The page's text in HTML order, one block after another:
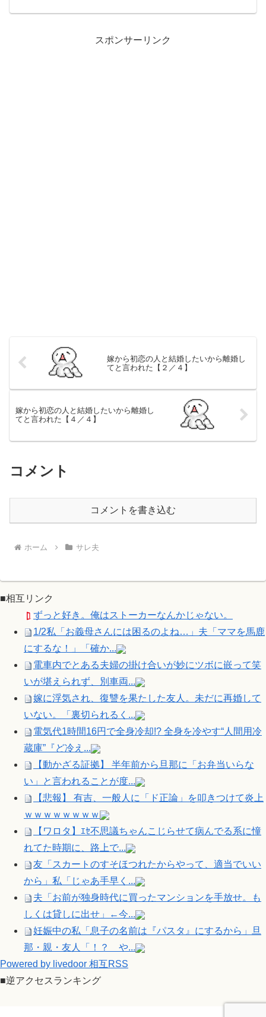
スポンサーリンク
嫁から初恋の人と結婚したいから離婚し
てと言われた【２／４】
嫁から初恋の人と結婚したいから離婚し
てと言われた【４／４】
コメント
コメントを書き込む
ホーム サレ夫
■相互リンク
ずっと好き。俺はストーカーなんかじゃない。
1/2私「お義母さんには困るのよね…」夫「ママを馬鹿
にするな！」「確か...
電車内でとある夫婦の掛け合いが妙にツボに嵌って笑
いが堪えられず、別車両...
嫁に浮気され、復讐を果たした友人。未だに再婚して
いない。「裏切られるく...
電気代1時間16円で全身冷却!? 全身を冷やす“人間用冷
蔵庫”『ど冷え...
【動かざる証拠】 半年前から旦那に「お弁当いらな
い」と言われることが度...
【悲報】 有吉、一般人に「ド正論」を叩きつけて炎上
ｗｗｗｗｗｗｗｗ
【ワロタ】ｴｾ不思議ちゃんこじらせて病んでる系に憧
れてた時期に、路上で...
友「スカートのすそほつれたからやって、適当でいい
から」私「じゃあ手早く...
夫「お前が独身時代に買ったマンションを手放せ。も
しくは貸しに出せ」←今...
妊娠中の私「息子の名前は『パスタ』にするから」旦
那・親・友人「！？ や...
Powered by livedoor 相互RSS
■逆アクセスランキング